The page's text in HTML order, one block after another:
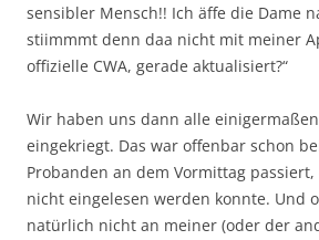
sensibler Mensch!! Ich äffe die Dame
stiimmmt denn daa nicht mit meiner
offizielle CWA, gerade aktualisiert?“
Wir haben uns dann alle
eingekriegt. Das war offenbar schon
Probanden an dem Vormittag passiert,
nicht eingelesen werden konnte. Und
natürlich nicht an meiner (oder der